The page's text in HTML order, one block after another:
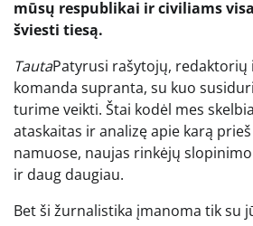
mūsų respublikai ir civiliams
šviesti tiesą.
TautaPatyrusi rašytojų,
komanda supranta, su kuo
turime veikti. Štai kodėl mes
ataskaitas ir analizę apie karą
namuose, naujas rinkėjų
ir daug daugiau.
Bet ši žurnalistika įmanoma tik su